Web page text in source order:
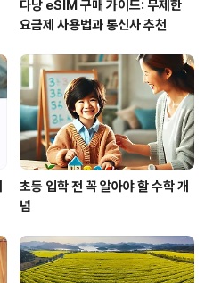
다낭 eSIM 구매 가이드: 무제한
요금제 사용법과 통신사 추천
초등 입학 전 꼭 알아야 할 수학 개
념